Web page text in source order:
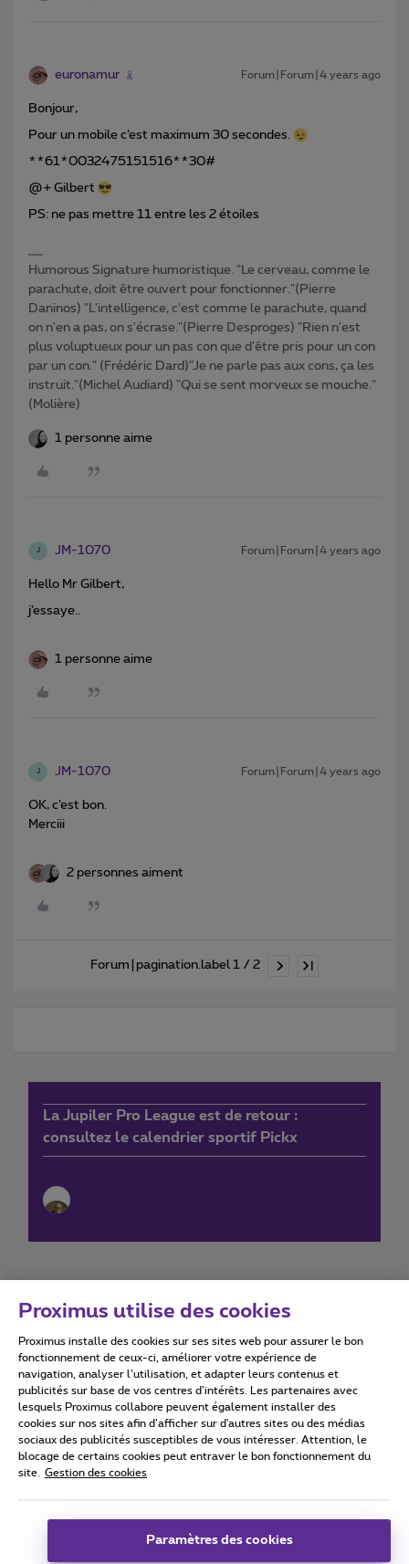
euronamur Forum|Forum|4 years ago
Bonjour,
Pour un mobile c’est maximum 30 secondes.
**61*0032475151516**30#
@+ Gilbert
PS: ne pas mettre 11 entre les 2 étoiles
Humorous Signature humoristique. "Le cerveau, comme le
parachute, doit être ouvert pour fonctionner."(Pierre
Daninos) "L'intelligence, c'est comme le parachute, quand
on n'en a pas, on s'écrase."(Pierre Desproges) "Rien n'est
plus voluptueux pour un pas con que d'être pris pour un con
par un con." (Frédéric Dard)"Je ne parle pas aux cons, ça les
instruit."(Michel Audiard) "Qui se sent morveux se mouche."
(Molière)
1 personne aime
J JM-1070 Forum|Forum|4 years ago
Hello Mr Gilbert,
j’essaye..
1 personne aime
J JM-1070 Forum|Forum|4 years ago
OK, c’est bon.
Merciii
2 personnes aiment
Forum|pagination.label 1 / 2
La Jupiler Pro League est de retour :
consultez le calendrier sportif Pickx
Conditions d'utilisation Accessibility statement
Tous droits réservés. © 2026
Conditions générales, info consommateur
Coordonnées de l’entreprise
Proximus utilise des cookies
Proximus installe des cookies sur ses sites web pour assurer le bon
fonctionnement de ceux-ci, améliorer votre expérience de
navigation, analyser l’utilisation, et adapter leurs contenus et
publicités sur base de vos centres d’intérêts. Les partenaires avec
lesquels Proximus collabore peuvent également installer des
cookies sur nos sites afin d’afficher sur d'autres sites ou des médias
sociaux des publicités susceptibles de vous intéresser. Attention, le
blocage de certains cookies peut entraver le bon fonctionnement du
site.
Gestion des cookies
Paramètres des cookies